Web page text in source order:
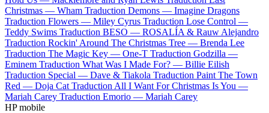
Christmas — Wham Traduction Demons — Imagine Dragons
Traduction Flowers — Miley Cyrus Traduction Lose Control —
Teddy Swims Traduction BESO — ROSALÍA & Rauw Alejandro
Traduction Rockin' Around The Christmas Tree — Brenda Lee
Traduction The Magic Key — One-T Traduction Godzilla —
Eminem Traduction What Was I Made For? — Billie Eilish
Traduction Special — Dave & Tiakola Traduction Paint The Town
Red — Doja Cat Traduction All I Want For Christmas Is You —
Mariah Carey Traduction Emorio — Mariah Carey
HP mobile